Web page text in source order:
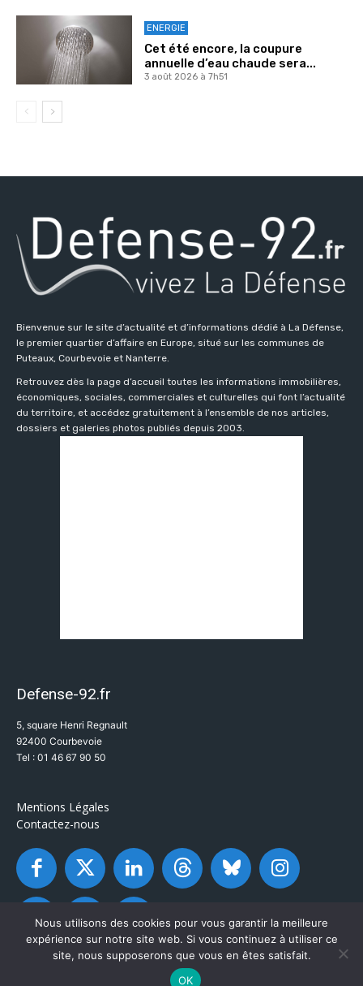
ENERGIE
Cet été encore, la coupure
annuelle d’eau chaude sera...
3 août 2026 à 7h51
Bienvenue sur le site d’actualité et d’informations dédié à La Défense,
le premier quartier d’affaire en Europe, situé sur les communes de
Puteaux, Courbevoie et Nanterre.
Retrouvez dès la page d’accueil toutes les informations immobilières,
économiques, sociales, commerciales et culturelles qui font l’actualité
du territoire, et accédez gratuitement à l’ensemble de nos articles,
dossiers et galeries photos publiés depuis 2003.
Defense-92.fr
5, square Henri Regnault
92400 Courbevoie
Tel : 01 46 67 90 50
Mentions Légales
Contactez-nous
Nous utilisons des cookies pour vous garantir la meilleure
expérience sur notre site web. Si vous continuez à utiliser ce
site, nous supposerons que vous en êtes satisfait.
OK